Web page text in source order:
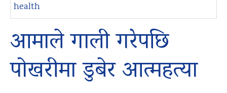
health
आमाले गाली गरेपछि
पोखरीमा डुबेर आत्महत्या